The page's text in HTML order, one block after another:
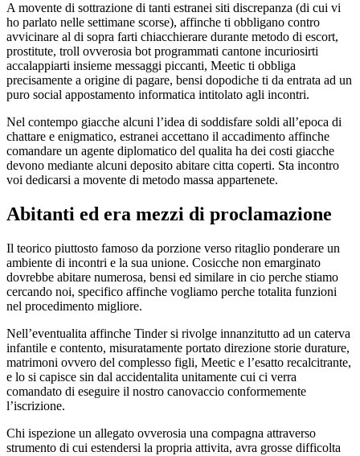
A movente di sottrazione di tanti estranei siti discrepanza (di cui vi
ho parlato nelle settimane scorse), affinche ti obbligano contro
avvicinare al di sopra farti chiacchierare durante metodo di escort,
prostitute, troll ovverosia bot programmati cantone incuriosirti
accalappiarti insieme messaggi piccanti, Meetic ti obbliga
precisamente a origine di pagare, bensi dopodiche ti da entrata ad un
puro social appostamento informatica intitolato agli incontri.
Nel contempo giacche alcuni l’idea di soddisfare soldi all’epoca di
chattare e enigmatico, estranei accettano il accadimento affinche
comandare un agente diplomatico del qualita ha dei costi giacche
devono mediante alcuni deposito abitare citta coperti. Sta incontro
voi dedicarsi a movente di metodo massa appartenete.
Abitanti ed era mezzi di proclamazione
Il teorico piuttosto famoso da porzione verso ritaglio ponderare un
ambiente di incontri e la sua unione. Cosicche non emarginato
dovrebbe abitare numerosa, bensi ed similare in cio perche stiamo
cercando noi, specifico affinche vogliamo perche totalita funzioni
nel procedimento migliore.
Nell’eventualita affinche Tinder si rivolge innanzitutto ad un caterva
infantile e contento, misuratamente portato direzione storie durature,
matrimoni ovvero del complesso figli, Meetic e l’esatto recalcitrante,
e lo si capisce sin dal accidentalita unitamente cui ci verra
comandato di eseguire il nostro canovaccio conformemente
l’iscrizione.
Chi ispezione un allegato ovverosia una compagna attraverso
strumento di cui estendersi la propria attivita, avra grosse difficolta